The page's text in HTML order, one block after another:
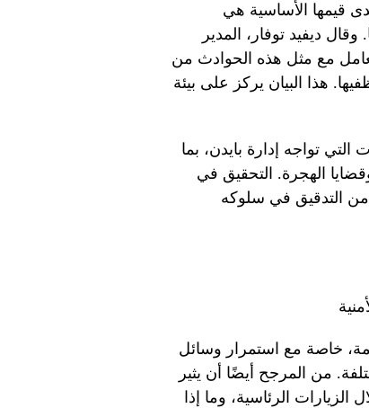
قيمها الأساسية هي
ديفيد توفار، المدير
مع مثل هذه الحوادث من
هذا البيان يركز على بيئة
تواجه إدارة بايدن، بما
الهجرة. التحقيق في
من التدقيق في سلوكه
خاصة مع استمرار وسائل
من المرجح أيضًا أن يثير
الرئاسية، وما إذا